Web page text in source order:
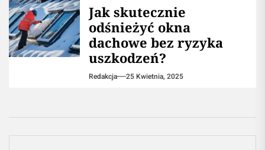
Jak skutecznie
odśnieżyć okna
dachowe bez ryzyka
uszkodzeń?
Redakcja 25 Kwietnia, 2025